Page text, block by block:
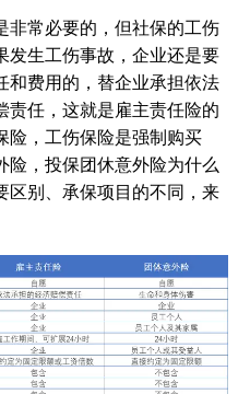
非常必要的，但社保的工伤
发生工伤事故，企业还是要
和费用的，替企业承担依法
责任，这就是雇主责任险的
险，工伤保险是强制购买
险，投保团休意外险为什么
区别、承保项目的不同，来